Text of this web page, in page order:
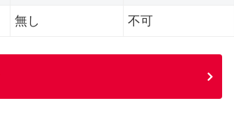
無し 不可